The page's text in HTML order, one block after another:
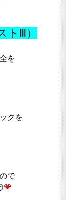
トⅢ ）
を
クを
で
💗